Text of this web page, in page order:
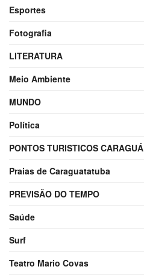
Esportes
Fotografia
LITERATURA
Meio Ambiente
MUNDO
Política
PONTOS TURISTICOS CARAGUÁ
Praias de Caraguatatuba
PREVISÃO DO TEMPO
Saúde
Surf
Teatro Mario Covas